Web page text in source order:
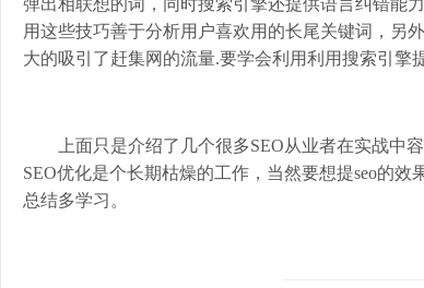
弹出相联想的词，同时搜索引擎还提供语言纠错能
用这些技巧善于分析用户喜欢用的长尾关键词，另
大的吸引了赶集网的流量.要学会利用利用搜索引擎
上面只是介绍了几个很多SEO从业者在实战中
SEO优化是个长期枯燥的工作，当然要想提seo的
总结多学习。